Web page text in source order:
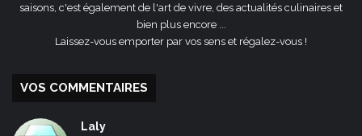
saisons, c'est également de l'art de vivre, des actualités culinaires et
bien plus encore ...
Laissez-vous emporter par vos sens et régalez-vous !
VOS COMMENTAIRES
Laly